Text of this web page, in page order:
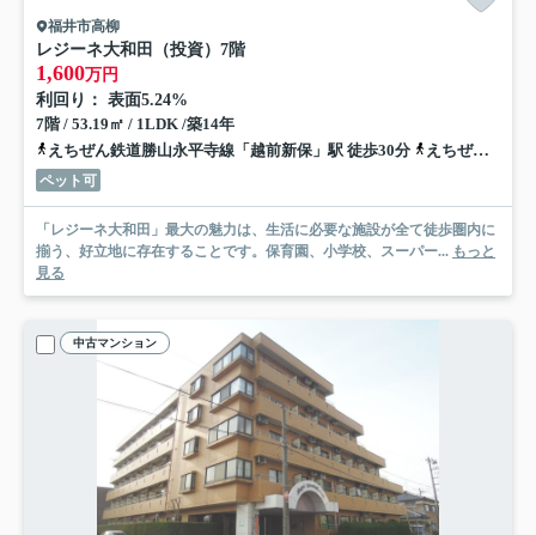
福井市高柳
レジーネ大和田（投資） 7階
1,600万円
利回り： 表面5.24%
7階 / 53.19㎡ / 1LDK /築14年
えちぜん鉄道勝山永平寺線「越前新保」駅 徒歩30分
えちぜん鉄道勝山永平寺線「追分口」駅 徒歩37分
ペット可
「レジーネ大和田」最大の魅力は、生活に必要な施設が全て徒歩圏内に
揃う、好立地に存在することです。保育園、小学校、スーパー... もっと
見る
中古マンション